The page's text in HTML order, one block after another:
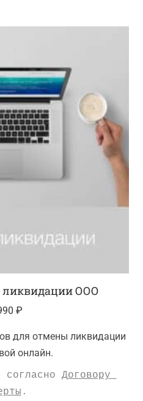
ООО
₽
для отмены ликвидации
онлайн.
Договору
.